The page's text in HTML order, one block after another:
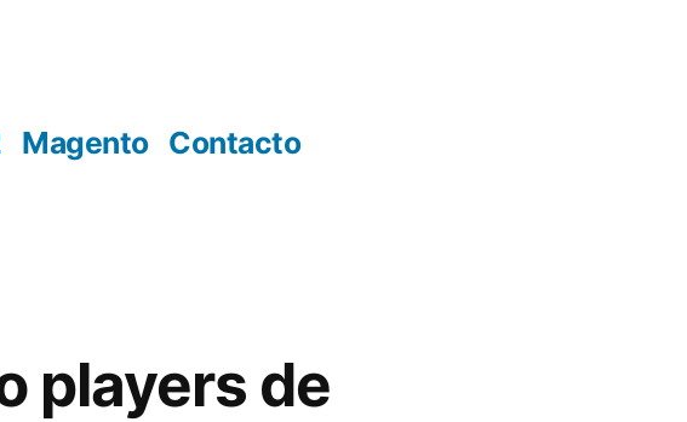
Magento Contacto
players de